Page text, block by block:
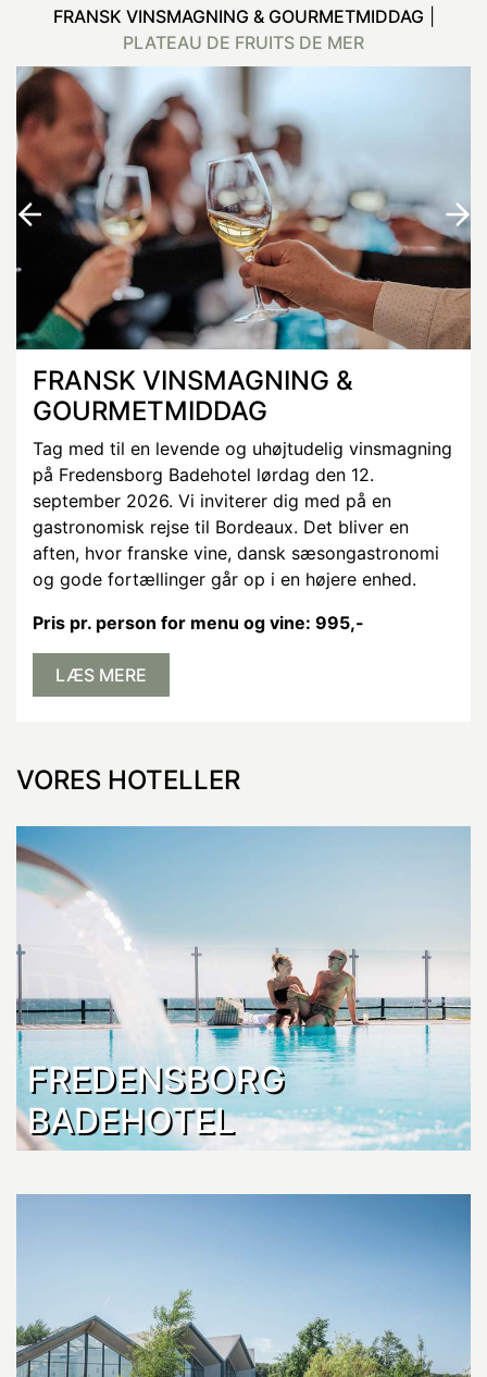
FRANSK VINSMAGNING & GOURMETMIDDAG
PLATEAU DE FRUITS DE MER
FRANSK VINSMAGNING &
GOURMETMIDDAG
Tag med til en levende og uhøjtudelig vinsmagning
på Fredensborg Badehotel lørdag den 12.
september 2026. Vi inviterer dig med på en
gastronomisk rejse til Bordeaux. Det bliver en
aften, hvor franske vine, dansk sæsongastronomi
og gode fortællinger går op i en højere enhed.
Pris pr. person for menu og vine: 995,-
LÆS MERE
VORES HOTELLER
FREDENSBORG
BADEHOTEL